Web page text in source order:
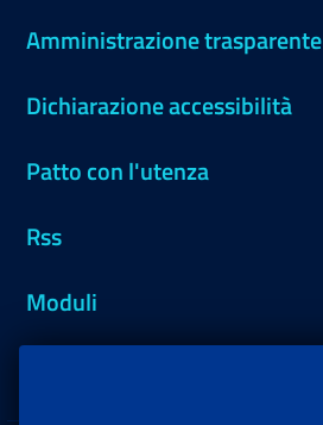
Amministrazione trasparente
Dichiarazione accessibilità
Patto con l'utenza
Rss
Moduli